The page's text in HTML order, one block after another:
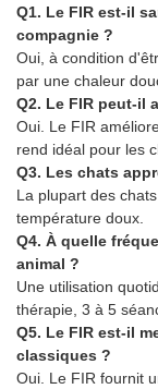
Q1. Le FIR est-il
compagnie ?
Oui, à condition
par une chaleur
Q2. Le FIR peut-il
Oui. Le FIR
rend idéal pour les
Q3. Les chats
La plupart des
température doux.
Q4. À quelle
animal ?
Une utilisation
thérapie, 3 à 5
Q5. Le FIR est-il
classiques ?
Oui. Le FIR fournit